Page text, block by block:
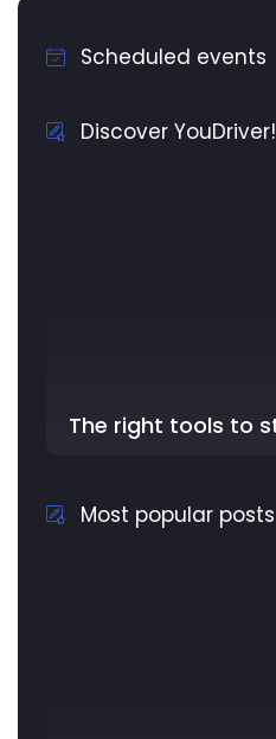
Scheduled events
Discover YouDriver!
Most popular posts